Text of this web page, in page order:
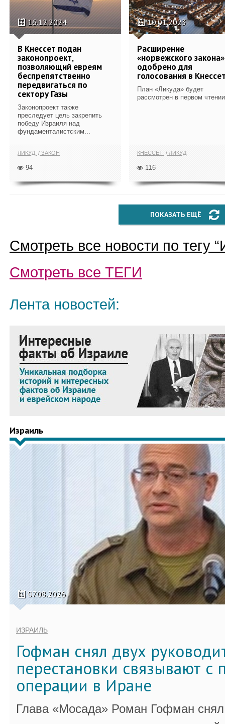
16.12.2024
В Кнессет подан
законопроект,
позволяющий евреям
беспрепятственно
передвигаться по
сектору Газы
Законопроект также
преследует цель закрепить
победу Израиля над
фундаменталистским...
ЛИКУД ЗАКОН
94
10.01.2023
Расширение
«норвежского закона»
одобрено для
голосования в
План «Ликуда» будет
рассмотрен в первом
КНЕССЕТ ЛИКУД
116
ПОКАЗАТЬ ЕЩЁ
Смотреть все новости по тегу “
Смотреть все ТЕГИ
Лента новостей:
Израиль
07.08.2026
ИЗРАИЛЬ
Гофман снял двух
перестановки связывают с
операции в Иране
Глава «Мосада» Роман Гофман снял